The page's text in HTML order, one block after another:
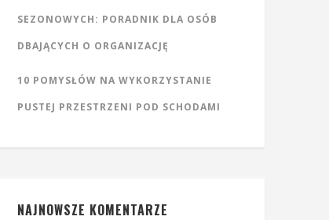
SEZONOWYCH: PORADNIK DLA OSÓB
DBAJĄCYCH O ORGANIZACJĘ
10 POMYSŁÓW NA WYKORZYSTANIE
PUSTEJ PRZESTRZENI POD SCHODAMI
NAJNOWSZE KOMENTARZE